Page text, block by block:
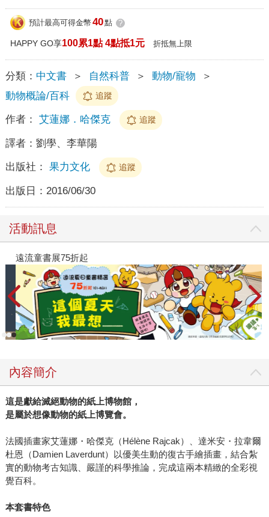
預計最高可得金幣 40點 ?
HAPPY GO享100累1點 4點抵1元 折抵無上限
分類： 中文書 ＞ 自然科普 ＞ 動物/寵物
＞
動物概論/百科
追蹤
作者： 艾蓮娜．哈傑克 追蹤
譯者： 劉學、李華陽
出版社： 果力文化 追蹤
出版日： 2016/06/30
活動訊息
遠流童書展75折起
內容簡介
這是獻給滅絕動物的紙上博物館，
是屬於想像動物的紙上博覽會。
法國插畫家艾蓮娜・哈傑克（Hélène Rajcak）、達米安・拉韋爾
杜恩（Damien Laverdunt）以優美生動的復古手繪插畫，結合紮
實的動物考古知識、嚴謹的科學推論，完成這兩本精緻的全彩視
覺百科。
本套書特色